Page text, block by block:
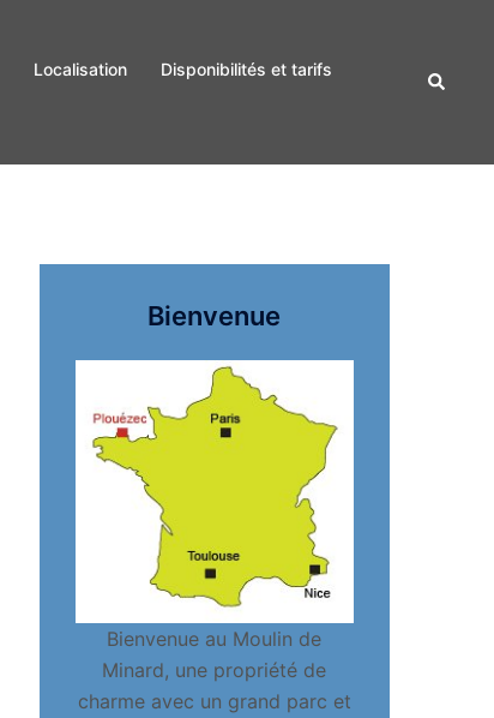
Localisation
Disponibilités et tarifs
Bienvenue
Bienvenue au Moulin de
Minard, une propriété de
charme avec un grand parc et